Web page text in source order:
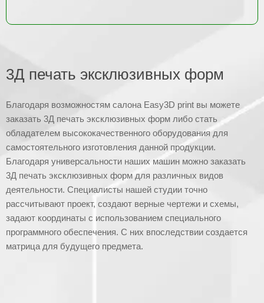
3Д печать эксклюзивных форм
Благодаря возможностям салона Easy3D print вы можете
заказать 3Д печать эксклюзивных форм либо стать
обладателем высококачественного оборудования для
самостоятельного изготовления данной продукции.
Благодаря универсальности наших машин можно заказать
3Д печать эксклюзивных форм для различных видов
деятельности. Специалисты нашей студии точно
рассчитывают проект, создают верные чертежи и схемы,
задают координаты с использованием специального
программного обеспечения. С них впоследствии создается
матрица для будущего предмета.